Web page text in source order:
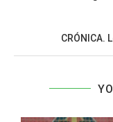
CRÓNICA.